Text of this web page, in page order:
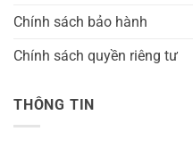
Chính sách bảo hành
Chính sách quyền riêng tư
THÔNG TIN